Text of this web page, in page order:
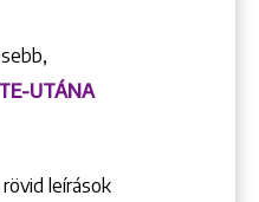
UTÁNA
leírások